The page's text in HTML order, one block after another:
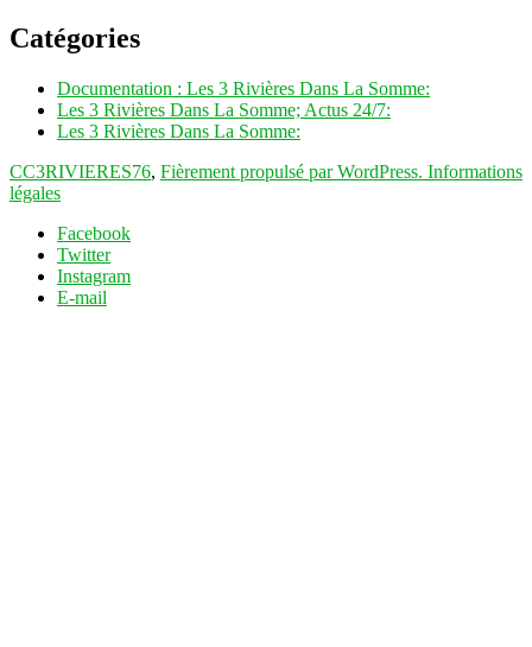
Catégories
Documentation : Les 3 Rivières Dans La Somme:
Les 3 Rivières Dans La Somme; Actus 24/7:
Les 3 Rivières Dans La Somme:
CC3RIVIERES76, Fièrement propulsé par WordPress. Informations
légales
Facebook
Twitter
Instagram
E-mail